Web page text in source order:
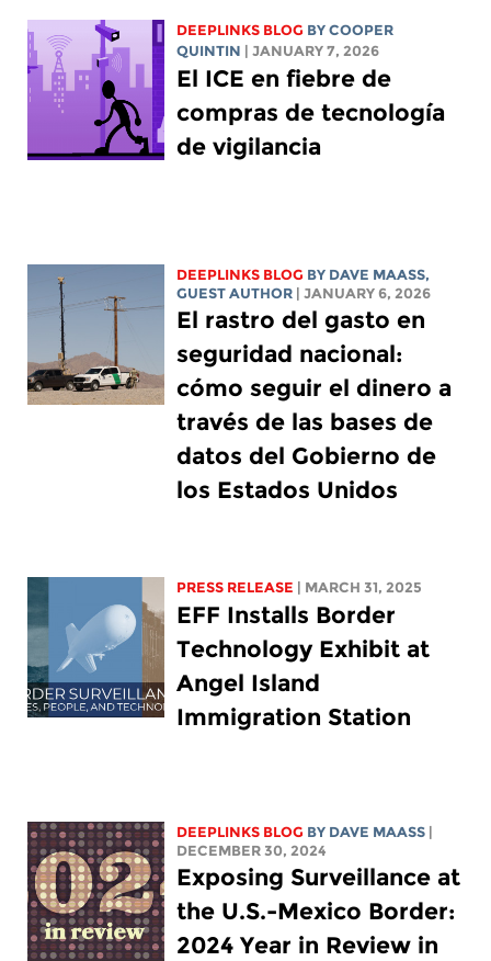
DEEPLINKS BLOG BYCOOPER
QUINTIN
| JANUARY 7, 2026
El ICE en fiebre de
compras de tecnología
de vigilancia
DEEPLINKS BLOG BY DAVE MAASS,
GUEST AUTHOR
| JANUARY 6, 2026
El rastro del gasto en
seguridad nacional:
cómo seguir el dinero a
través de las bases de
datos del Gobierno de
los Estados Unidos
PRESS RELEASE | MARCH 31, 2025
EFF Installs Border
Technology Exhibit at
Angel Island
Immigration Station
DEEPLINKS BLOG BY DAVE MAASS
DECEMBER 30, 2024
Exposing Surveillance at
the U.S.-Mexico Border:
2024 Year in Review in